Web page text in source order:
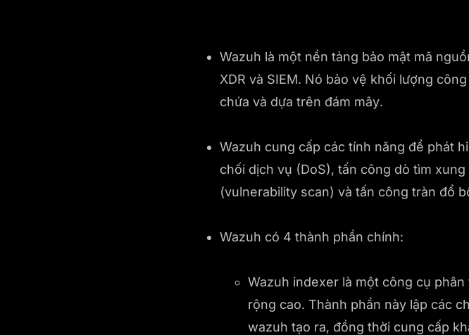
Wazuh là một nền tảng bảo mật mã
XDR và ​​SIEM. Nó bảo vệ khối lượng
chứa và dựa trên đám mây.
Wazuh cung cấp các tính năng để phát
chối dịch vụ (DoS), tấn công dò tìm
(vulnerability scan) và tấn công tràn đổ
Wazuh có 4 thành phần chính:
Wazuh indexer là một công cụ
rộng cao. Thành phần này lập các
wazuh tạo ra, đồng thời cung cấp